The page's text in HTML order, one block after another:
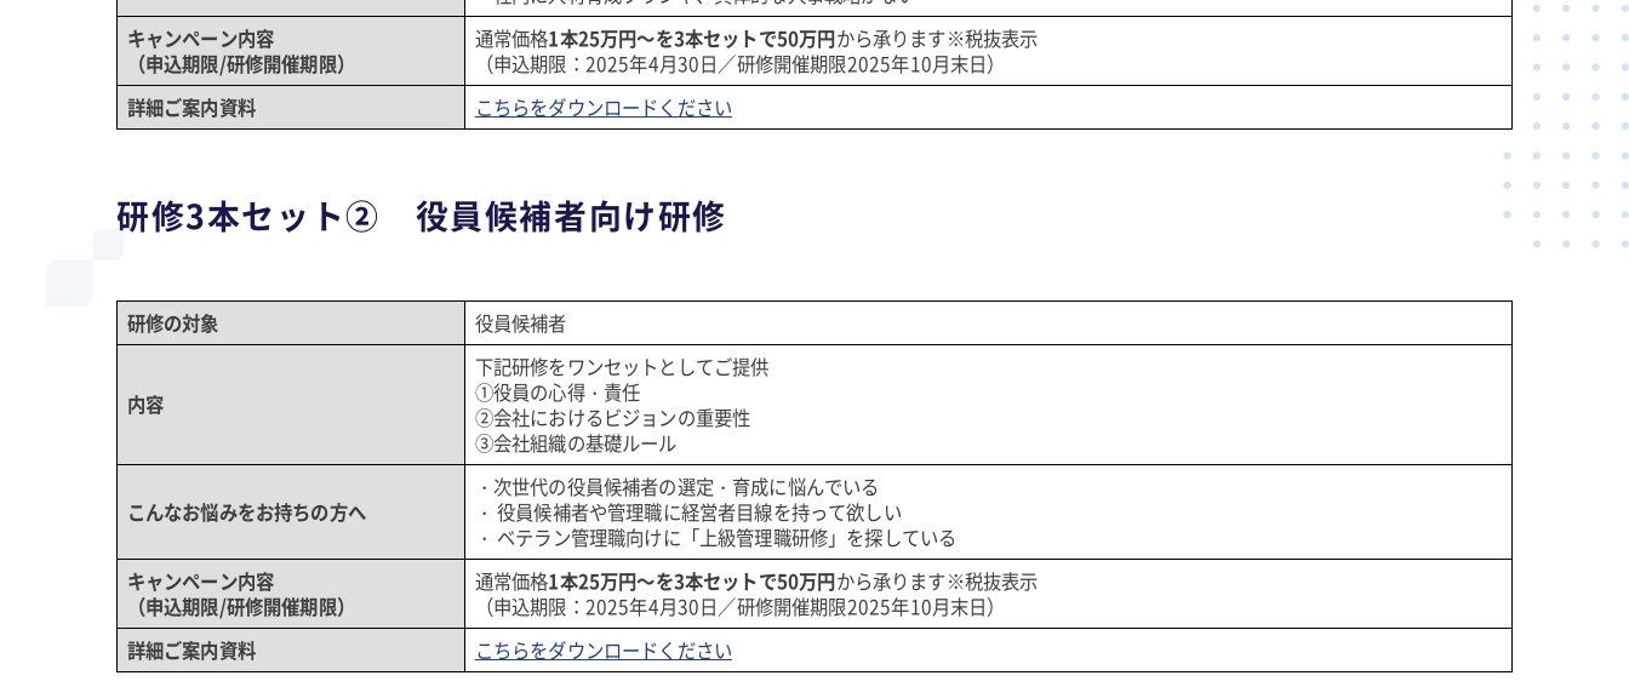
キャンペーン内容
（申込期限/研修開催期限）
通常価格1本25万円～を3本セットで50万円から承ります※税抜表示
（申込期限：2025年4月30日／研修開催期限2025年10月末日）
詳細ご案内資料
こちらをダウンロードください
研修3本セット② 役員候補者向け研修
研修の対象 役員候補者
内容
下記研修をワンセットとしてご提供
①役員の心得・責任
②会社におけるビジョンの重要性
③会社組織の基礎ルール
こんなお悩みをお持ちの方へ
・次世代の役員候補者の選定・育成に悩んでいる
・ 役員候補者や管理職に経営者目線を持って欲しい
・ ベテラン管理職向けに「上級管理職研修」を探している
キャンペーン内容
（申込期限/研修開催期限）
通常価格1本25万円～を3本セットで50万円から承ります※税抜表示
（申込期限：2025年4月30日／研修開催期限2025年10月末日）
詳細ご案内資料
こちらをダウンロードください